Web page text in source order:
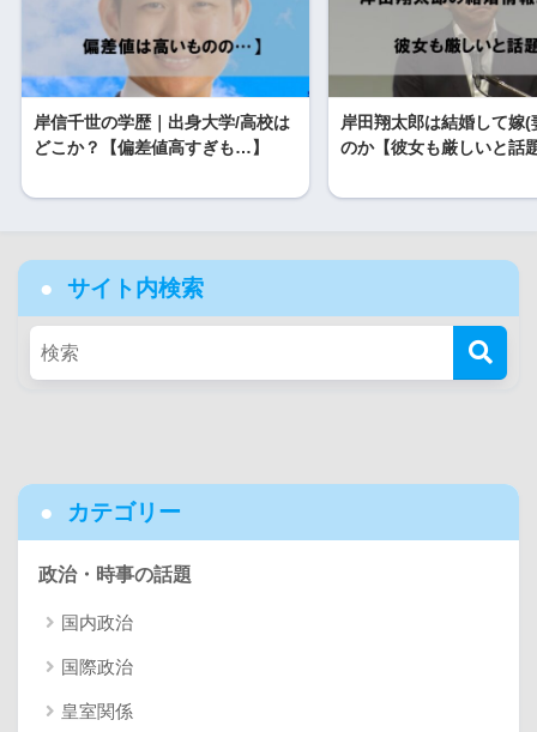
岸信千世の学歴｜出身大学/高校は
どこか？【偏差値高すぎも…】
岸田翔太郎は結婚して嫁(
のか【彼女も厳しいと話
サイト内検索
カテゴリー
政治・時事の話題
国内政治
国際政治
皇室関係